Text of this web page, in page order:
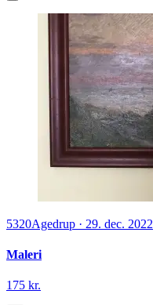
5320Agedrup · 29. dec. 2022
Maleri
175 kr.